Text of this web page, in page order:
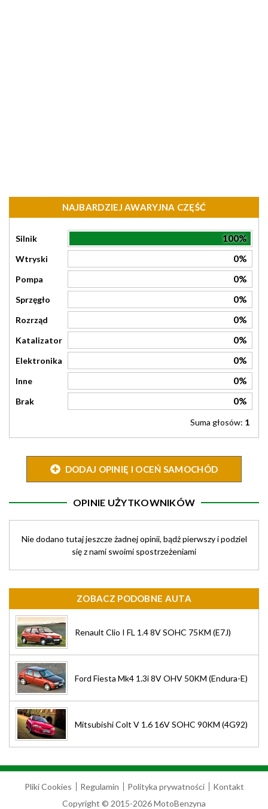
NAJBARDZIEJ AWARYJNA CZĘŚĆ
Silnik 100%
Wtryski 0%
Pompa 0%
Sprzęgło 0%
Rozrząd 0%
Katalizator 0%
Elektronika 0%
Inne 0%
Brak 0%
Suma głosów: 1
DODAJ OPINIĘ I OCEŃ SAMOCHÓD
OPINIE UŻYTKOWNIKÓW
Nie dodano tutaj jeszcze żadnej opinii, bądż pierwszy i podziel
się z nami swoimi spostrzeżeniami
ZOBACZ PODOBNE AUTA
Renault Clio I FL 1.4 8V SOHC 75KM (E7J)
Ford Fiesta Mk4 1.3i 8V OHV 50KM (Endura-E)
Mitsubishi Colt V 1.6 16V SOHC 90KM (4G92)
Pliki Cookies Regulamin Polityka prywatności
Kontakt
Copyright © 2015-2026 MotoBenzyna